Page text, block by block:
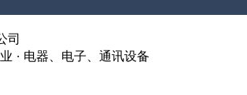
司
· 电器、电子、通讯设备